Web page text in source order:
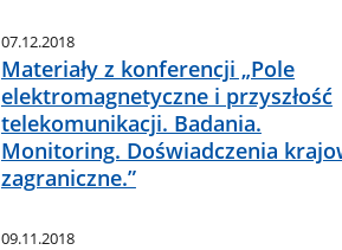
07.12.2018
Materiały z konferencji „Pole
elektromagnetyczne i przyszłość
telekomunikacji. Badania.
Monitoring. Doświadczenia
zagraniczne.”
09.11.2018